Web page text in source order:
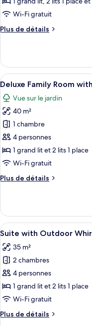
de
chambre :
Economy
with
Land
View
(5
persons)
Wi-Fi gratuit
Plus de détails
Plus
le
type
de
chambre
Economy
Family
Room
with
Land
View
(5
persons)
Afficher
toutes
les
photos
pour
ce
type
de
chambre :
Deluxe
with
Land
View
7
Deluxe Family Room
Vue sur le jardin
40 m²
1 chambre
4 personnes
1 grand lit et 2 lits 1 place
Wi-Fi gratuit
Plus de détails
Plus
le
type
de
Deluxe
Family
Room
with
Land
View
Afficher
toutes
les
photos
pour
ce
type
chambre :
7
Suite with Outdoor
35 m²
2 chambres
4 personnes
1 grand lit et 2 lits 1 place
Wi-Fi gratuit
Plus de détails
Plus